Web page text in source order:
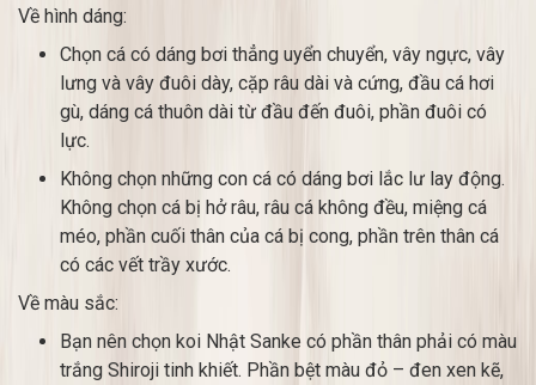
Về hình dáng:
Chọn cá có dáng bơi thẳng uyển chuyển, vây ngực, vây
lưng và vây đuôi dày, cặp râu dài và cứng, đầu cá hơi
gù, dáng cá thuôn dài từ đầu đến đuôi, phần đuôi có
lực.
Không chọn những con cá có dáng bơi lắc lư lay động.
Không chọn cá bị hở râu, râu cá không đều, miệng cá
méo, phần cuối thân của cá bị cong, phần trên thân cá
có các vết trầy xước.
Về màu sắc:
Bạn nên chọn koi Nhật Sanke có phần thân phải có màu
trắng Shiroji tinh khiết. Phần bệt màu đỏ – đen xen kẽ,